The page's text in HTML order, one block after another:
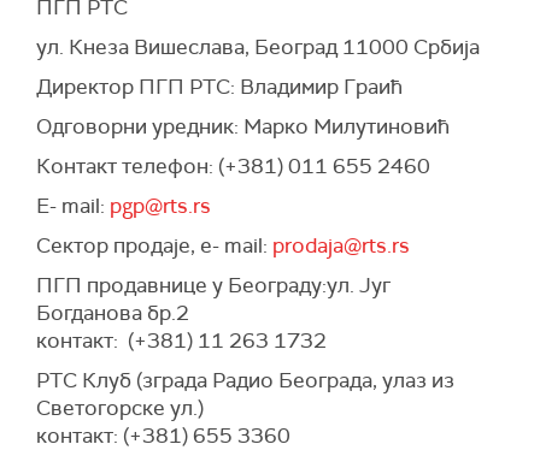
ПГП РТС
ул. Кнеза Вишеслава, Београд 11000 Србија
Директор ПГП РТС: Владимир Граић
Одговорни уредник: Марко Милутиновић
Контакт телефон: (+381) 011 655 2460
Е- mail: pgp@rts.rs
Сектор продаје, е- mail: prodaja@rts.rs
ПГП продавнице у Београду:ул. Југ
Богданова бр.2
контакт: (+381) 11 263 1732
РТС Клуб (зграда Радио Београда, улаз из
Светогорске ул.)
контакт: (+381) 655 3360